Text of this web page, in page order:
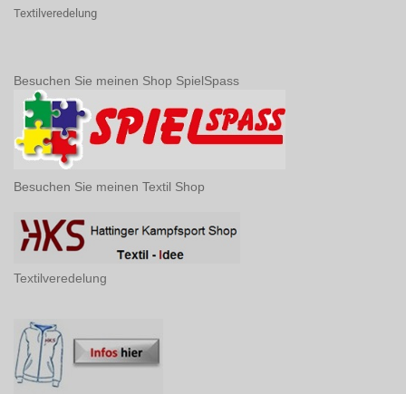
Textilveredelung
Besuchen Sie meinen Shop SpielSpass
Besuchen Sie meinen Textil Shop
Textilveredelung